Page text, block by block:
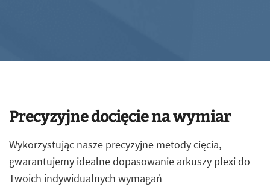
Precyzyjne docięcie na wymiar
Wykorzystując nasze precyzyjne metody cięcia,
gwarantujemy idealne dopasowanie arkuszy plexi do
Twoich indywidualnych wymagań